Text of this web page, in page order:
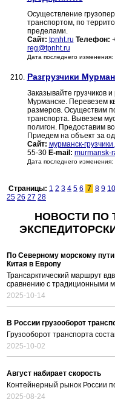
Осуществление
транспортом, по
пределами.
Сайт: tpnht.ru Телефон:
reg@tpnht.ru
Дата последнего
210. Разгрузчики
Заказывайте грузчиков
Мурманске. Перевезем
размеров. Осуществим
транспорта. Вывезем
полигон. Предоставим
Приедем на объект за
Сайт: мурманск-
55-30 E-mail: murmansk-
Дата последнего изменения:
Страницы: 1 2 3 4 5 6 7 8 9 10
25 26 27 28
НОВОСТИ ПО
По Северному морскому
Китая в Европу
Трансарктический маршрут
сравнению с традиционными
2025-10-14
В России грузооборот
Грузооборот транспорта
2025-10-02
Август набирает скорость
Контейнерный рынок России
2025-08-24